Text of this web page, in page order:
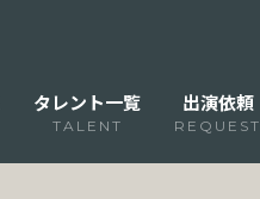
タレント一覧
TALENT
出演依頼
REQUEST